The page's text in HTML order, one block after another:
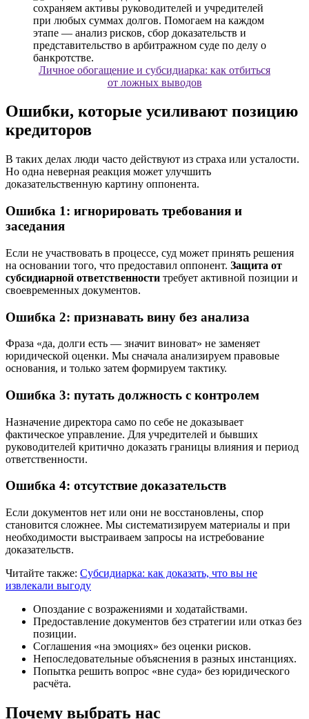
Личное обогащение и субсидиарка: как отбиться
от ложных выводов
Ошибки, которые усиливают позицию
кредиторов
В таких делах люди часто действуют из страха или усталости.
Но одна неверная реакция может улучшить
доказательственную картину оппонента.
Ошибка 1: игнорировать требования и
заседания
Если не участвовать в процессе, суд может принять решения
на основании того, что предоставил оппонент. Защита от
субсидиарной ответственности требует активной позиции и
своевременных документов.
Ошибка 2: признавать вину без анализа
Фраза «да, долги есть — значит виноват» не заменяет
юридической оценки. Мы сначала анализируем правовые
основания, и только затем формируем тактику.
Ошибка 3: путать должность с контролем
Назначение директора само по себе не доказывает
фактическое управление. Для учредителей и бывших
руководителей критично доказать границы влияния и период
ответственности.
Ошибка 4: отсутствие доказательств
Если документов нет или они не восстановлены, спор
становится сложнее. Мы систематизируем материалы и при
необходимости выстраиваем запросы на истребование
доказательств.
Читайте также: Субсидиарка: как доказать, что вы не
извлекали выгоду
Опоздание с возражениями и ходатайствами.
Предоставление документов без стратегии или отказ без
позиции.
Соглашения «на эмоциях» без оценки рисков.
Непоследовательные объяснения в разных инстанциях.
Попытка решить вопрос «вне суда» без юридического
расчёта.
Почему выбрать нас